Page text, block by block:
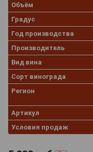
Объём
Градус
Год производства
Производитель
Вид вина
Сорт винограда
Регион
Артикул
Условия продаж